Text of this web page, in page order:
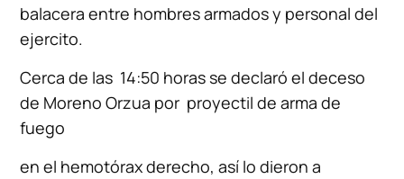
balacera entre hombres armados y personal del
ejercito.
Cerca de las 14:50 horas se declaró el deceso
de Moreno Orzua por proyectil de arma de
fuego
en el hemotórax derecho, así lo dieron a